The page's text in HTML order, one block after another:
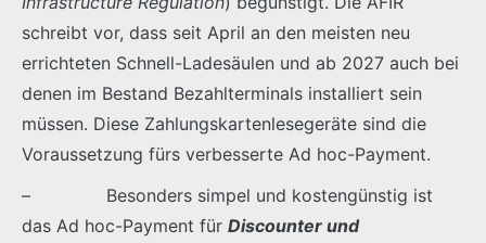
schreibt vor, dass seit April an den meisten neu
errichteten Schnell-Ladesäulen und ab 2027 auch bei
denen im Bestand Bezahlterminals installiert sein
müssen. Diese Zahlungskartenlesegeräte sind die
Voraussetzung fürs verbesserte Ad hoc-Payment.
– Besonders simpel und kostengünstig ist
das Ad hoc-Payment für Discounter und